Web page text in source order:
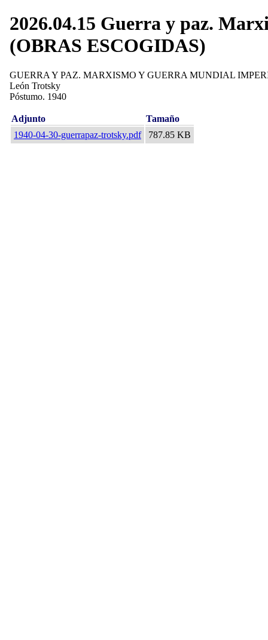
2026.04.15 Guerra y paz.
(OBRAS ESCOGIDAS)
GUERRA Y PAZ. MARXISMO Y GUERRA MUNDIAL
León Trotsky
Póstumo. 1940
Adjunto
Tamaño
1940-04-30-guerrapaz-trotsky.pdf
787.85 KB